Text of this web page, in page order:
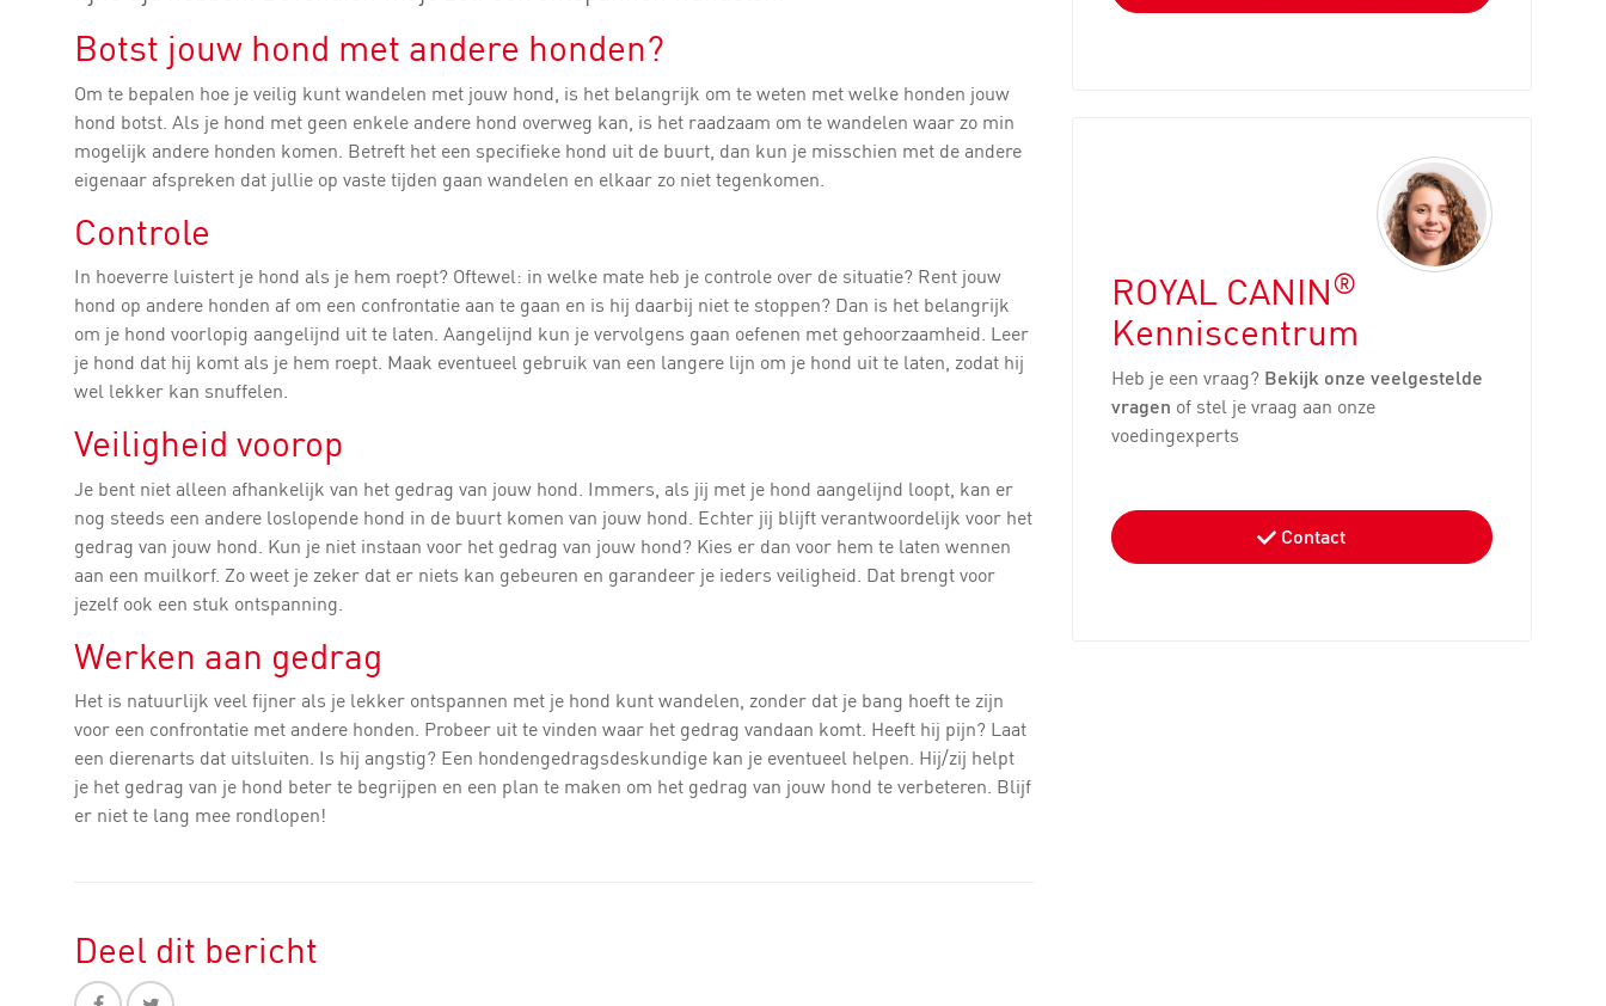
Botst jouw hond met andere honden?
Om te bepalen hoe je veilig kunt wandelen met jouw hond, is het belangrijk om te weten met welke honden jouw
hond botst. Als je hond met geen enkele andere hond overweg kan, is het raadzaam om te wandelen waar zo min
mogelijk andere honden komen. Betreft het een specifieke hond uit de buurt, dan kun je misschien met de andere
eigenaar afspreken dat jullie op vaste tijden gaan wandelen en elkaar zo niet tegenkomen.
Controle
In hoeverre luistert je hond als je hem roept? Oftewel: in welke mate heb je controle over de situatie? Rent jouw
hond op andere honden af om een confrontatie aan te gaan en is hij daarbij niet te stoppen? Dan is het belangrijk
om je hond voorlopig aangelijnd uit te laten. Aangelijnd kun je vervolgens gaan oefenen met gehoorzaamheid. Leer
je hond dat hij komt als je hem roept. Maak eventueel gebruik van een langere lijn om je hond uit te laten, zodat hij
wel lekker kan snuffelen.
Veiligheid voorop
Je bent niet alleen afhankelijk van het gedrag van jouw hond. Immers, als jij met je hond aangelijnd loopt, kan er
nog steeds een andere loslopende hond in de buurt komen van jouw hond. Echter jij blijft verantwoordelijk voor het
gedrag van jouw hond. Kun je niet instaan voor het gedrag van jouw hond? Kies er dan voor hem te laten wennen
aan een muilkorf. Zo weet je zeker dat er niets kan gebeuren en garandeer je ieders veiligheid. Dat brengt voor
jezelf ook een stuk ontspanning.
Werken aan gedrag
Het is natuurlijk veel fijner als je lekker ontspannen met je hond kunt wandelen, zonder dat je bang hoeft te zijn
voor een confrontatie met andere honden. Probeer uit te vinden waar het gedrag vandaan komt. Heeft hij pijn? Laat
een dierenarts dat uitsluiten. Is hij angstig? Een hondengedragsdeskundige kan je eventueel helpen. Hij/zij helpt
je het gedrag van je hond beter te begrijpen en een plan te maken om het gedrag van jouw hond te verbeteren. Blijf
er niet te lang mee rondlopen!
Deel dit bericht
ROYAL CANIN®
Kenniscentrum
Heb je een vraag? Bekijk onze veelgestelde
vragen of stel je vraag aan onze
voedingexperts
Contact